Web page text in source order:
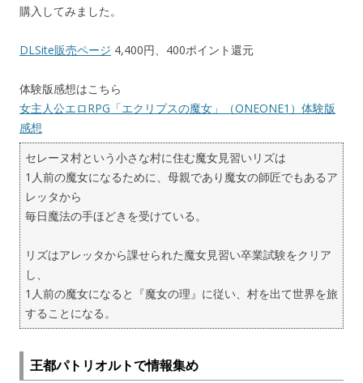
購入してみました。
DLSite販売ページ 4,400円、400ポイント還元
体験版感想はこちら
女主人公エロRPG「エクリプスの魔女」（ONEONE1）体験版
感想
セレーヌ村という小さな村に住む魔女見習いリズは
1人前の魔女になるために、母親であり魔女の師匠でもあるア
レッタから
毎日魔法の手ほどきを受けている。
リズはアレッタから課せられた魔女見習い卒業試験をクリア
し、
1人前の魔女になると『魔女の理』に従い、村を出て世界を旅
することになる。
王都パトリオルトで情報集め